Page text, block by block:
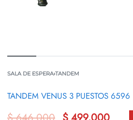
SALA DE ESPERA›TANDEM
TANDEM VENUS 3 PUESTOS 6596